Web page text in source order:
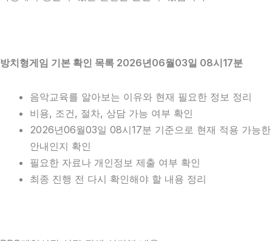
방치형게임 기본 확인 목록 2026년06월03일 08시17분
음악교육를 알아보는 이유와 현재 필요한 정보 정리
비용, 조건, 절차, 상담 가능 여부 확인
2026년06월03일 08시17분 기준으로 현재 적용 가능한
안내인지 확인
필요한 자료나 개인정보 제출 여부 확인
최종 진행 전 다시 확인해야 할 내용 정리